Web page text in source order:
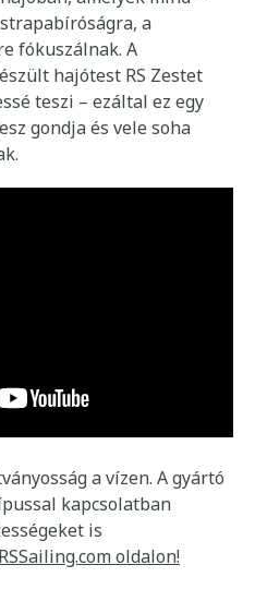
a
fókuszálnak. A
hajótest RS Zestet
teszi – ezáltal ez egy
gondja és vele soha
a vízen. A gyártó
kapcsolatban
is
oldalon!